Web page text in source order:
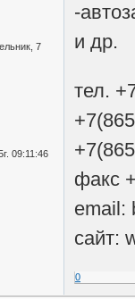
7
09:11:46
-
и др.
тел.
факс
email:
сайт:
0